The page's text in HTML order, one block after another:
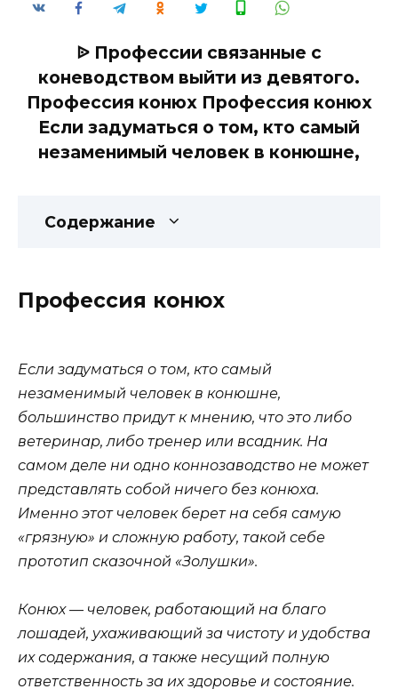
ᐉ Профессии связанные с
коневодством выйти из девятого.
Профессия конюх Профессия конюх
Если задуматься о том, кто самый
незаменимый человек в конюшне,
Содержание
Профессия конюх
Если задуматься о том, кто самый
незаменимый человек в конюшне,
большинство придут к мнению, что это либо
ветеринар, либо тренер или всадник. На
самом деле ни одно коннозаводство не может
представлять собой ничего без конюха.
Именно этот человек берет на себя самую
«грязную» и сложную работу, такой себе
прототип сказочной «Золушки».
Конюх — человек, работающий на благо
лошадей, ухаживающий за чистоту и удобства
их содержания, а также несущий полную
ответственность за их здоровье и состояние.